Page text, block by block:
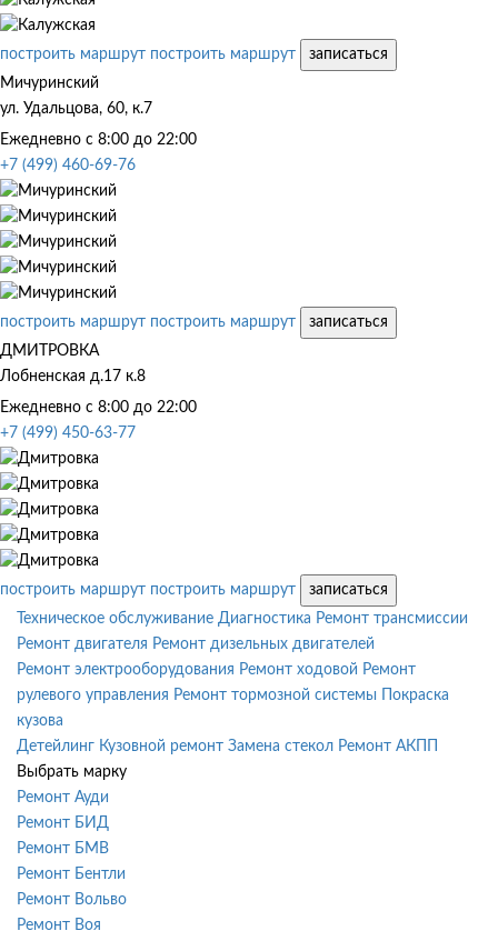
построить маршрут построить маршрут
записаться
Мичуринский
ул. Удальцова, 60, к.7
Ежедневно с 8:00 до 22:00
+7 (499) 460-69-76
построить маршрут построить маршрут
записаться
ДМИТРОВКА
Лобненская д.17 к.8
Ежедневно с 8:00 до 22:00
+7 (499) 450-63-77
построить маршрут построить маршрут
записаться
Техническое обслуживание Диагностика Ремонт трансмиссии
Ремонт двигателя Ремонт дизельных двигателей
Ремонт электрооборудования Ремонт ходовой Ремонт
рулевого управления Ремонт тормозной системы
Покраска
кузова
Детейлинг Кузовной ремонт Замена стекол Ремонт АКПП
Выбрать марку
Ремонт Ауди
Ремонт БИД
Ремонт БМВ
Ремонт Бентли
Ремонт Вольво
Ремонт Воя